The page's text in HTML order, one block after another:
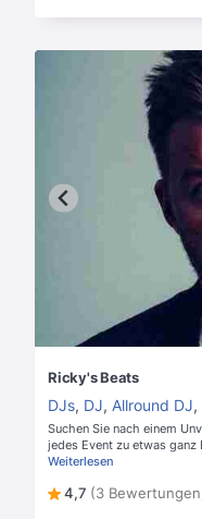
Ricky's Beats
DJs, DJ, Allround DJ,
Suchen Sie nach einem
jedes Event zu etwas ganz
Weiterlesen
4,7 (3